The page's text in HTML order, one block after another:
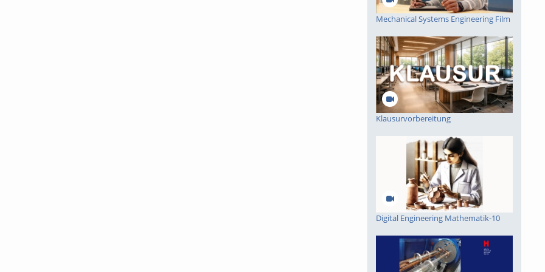
Mechanical Systems Engineering Film
Klausurvorbereitung
Digital Engineering Mathematik-10